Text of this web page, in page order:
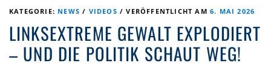
KATEGORIE: NEWS / VIDEOS /VERÖFFENTLICHT AM6. MAI 2026
LINKSEXTREME GEWALT EXPLODIERT
– UND DIE POLITIK SCHAUT WEG!